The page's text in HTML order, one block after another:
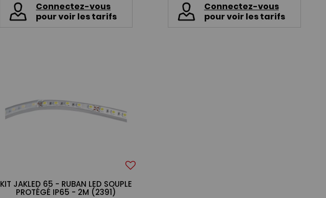
Connectez-vous
pour voir les tarifs
Connectez-vous
pour voir les tarifs
KIT JAKLED 65 - RUBAN LED SOUPLE
PROTÉGÉ IP65 - 2M (2391)